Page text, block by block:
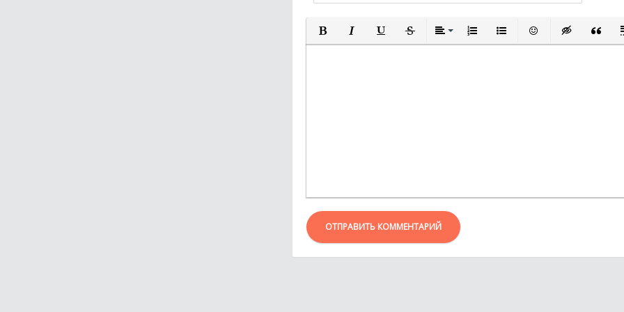
ПОЛУЖИРНЫЙ
КУРСИВПОДЧЕРКНУТЫЙ
ЗАЧЕРКНУТЫЙВЫРАВНИВАНИЕ
НУМЕРОВАННЫЙ СПИСОК
МАРКИРОВАННЫЙ
ВСТАВИТЬВСТАВКА
ОТПРАВИТЬ КОММЕНТАРИЙ